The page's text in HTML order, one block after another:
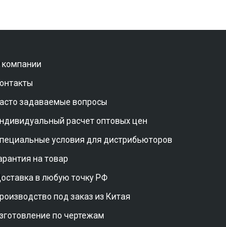
задаваемые вопросы
расчет оптовых цен
условия для дистрибьюторов
на товар
в любую точку РФ
под заказ из Китая
по чертежам